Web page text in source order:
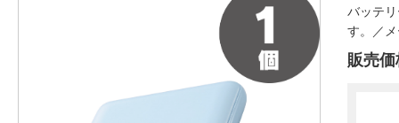
バッテ
す。／
販売価